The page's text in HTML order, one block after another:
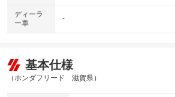
ディーラ
ー車
-
基本仕様
（ホンダフリード 滋賀県）